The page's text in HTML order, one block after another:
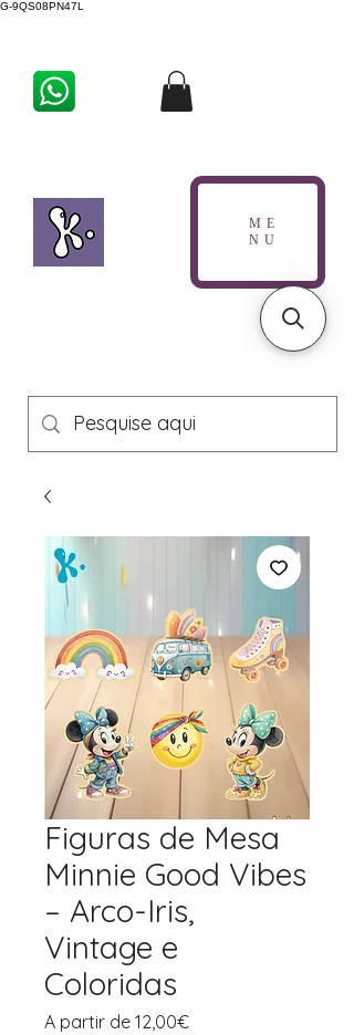
G-9QS08PN47L
ME
NU
Figuras de Mesa
Minnie Good Vibes
– Arco-Iris,
Vintage e
Coloridas
A partir de 12,00€Preço